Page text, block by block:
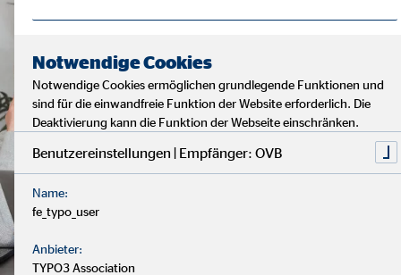
Notwendige Cookies
Notwendige Cookies ermöglichen grundlegende Funktionen und
sind für die einwandfreie Funktion der Website erforderlich. Die
Deaktivierung kann die Funktion der Webseite einschränken.
Benutzereinstellungen | Empfänger: OVB
Name:
fe_typo_user
Anbieter:
TYPO3 Association